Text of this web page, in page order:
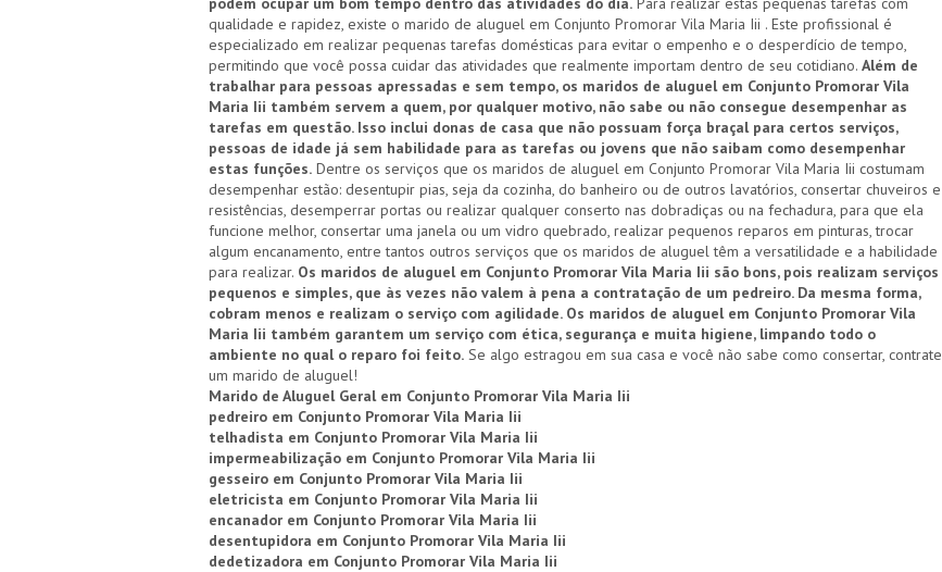
qualidade e rapidez, existe o marido de aluguel em Conjunto Promorar Vila Maria Iii . Este profissional é
especializado em realizar pequenas tarefas domésticas para evitar o empenho e o desperdício de tempo,
permitindo que você possa cuidar das atividades que realmente importam dentro de seu cotidiano. Além de
trabalhar para pessoas apressadas e sem tempo, os maridos de aluguel em Conjunto Promorar Vila
Maria Iii também servem a quem, por qualquer motivo, não sabe ou não consegue desempenhar as
tarefas em questão. Isso inclui donas de casa que não possuam força braçal para certos serviços,
pessoas de idade já sem habilidade para as tarefas ou jovens que não saibam como desempenhar
estas funções. Dentre os serviços que os maridos de aluguel em Conjunto Promorar Vila Maria Iii costumam
desempenhar estão: desentupir pias, seja da cozinha, do banheiro ou de outros lavatórios, consertar chuveiros e
resistências, desemperrar portas ou realizar qualquer conserto nas dobradiças ou na fechadura, para que ela
funcione melhor, consertar uma janela ou um vidro quebrado, realizar pequenos reparos em pinturas, trocar
algum encanamento, entre tantos outros serviços que os maridos de aluguel têm a versatilidade e a habilidade
para realizar. Os maridos de aluguel em Conjunto Promorar Vila Maria Iii são bons, pois realizam serviços
pequenos e simples, que às vezes não valem à pena a contratação de um pedreiro. Da mesma forma,
cobram menos e realizam o serviço com agilidade. Os maridos de aluguel em Conjunto Promorar Vila
Maria Iii também garantem um serviço com ética, segurança e muita higiene, limpando todo o
ambiente no qual o reparo foi feito. Se algo estragou em sua casa e você não sabe como consertar, contrate
um marido de aluguel!
Marido de Aluguel Geral em Conjunto Promorar Vila Maria Iii
pedreiro em Conjunto Promorar Vila Maria Iii
telhadista em Conjunto Promorar Vila Maria Iii
impermeabilização em Conjunto Promorar Vila Maria Iii
gesseiro em Conjunto Promorar Vila Maria Iii
eletricista em Conjunto Promorar Vila Maria Iii
encanador em Conjunto Promorar Vila Maria Iii
desentupidora em Conjunto Promorar Vila Maria Iii
dedetizadora em Conjunto Promorar Vila Maria Iii